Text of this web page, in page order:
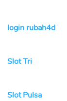
login rubah4d
Slot Tri
Slot Pulsa